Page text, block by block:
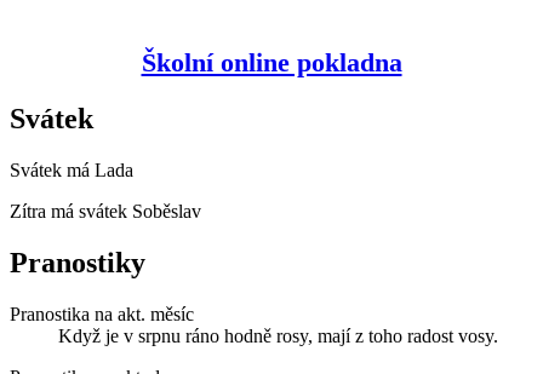
Školní online pokladna
Svátek
Svátek má Lada
Zítra má svátek Soběslav
Pranostiky
Pranostika na akt. měsíc
Když je v srpnu ráno hodně rosy, mají z toho radost vosy.